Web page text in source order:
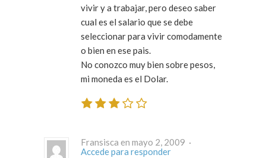
vivir y a trabajar, pero deseo saber
cual es el salario que se debe
seleccionar para vivir comodamente
o bien en ese pais.
No conozco muy bien sobre pesos,
mi moneda es el Dolar.
Fransisca en mayo 2, 2009 ·
Accede para responder